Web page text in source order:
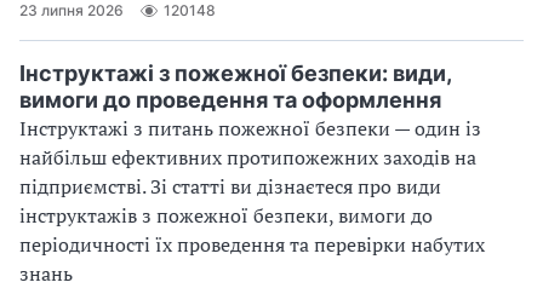
23 липня 2026 120148
Інструктажі з пожежної безпеки: види,
вимоги до проведення та оформлення
Інструктажі з питань пожежної безпеки — один із
найбільш ефективних протипожежних заходів на
підприємстві. Зі статті ви дізнаєтеся про види
інструктажів з пожежної безпеки, вимоги до
періодичності їх проведення та перевірки набутих
знань